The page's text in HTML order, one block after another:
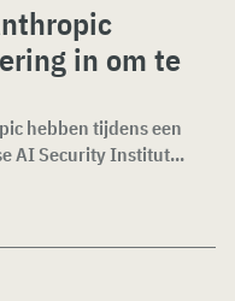
in om te
hebben tijdens een
AI Security Institut...